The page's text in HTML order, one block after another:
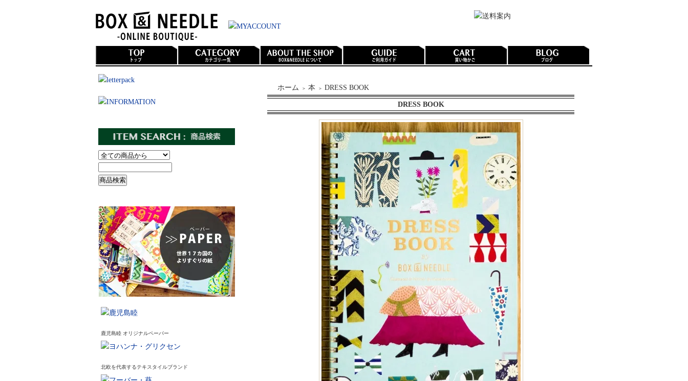
鹿児島睦 オリジナルペーパー
北欧を代表するテキスタイルブランド
ホーム ＞ 本 ＞ DRESS BOOK
DRESS BOOK